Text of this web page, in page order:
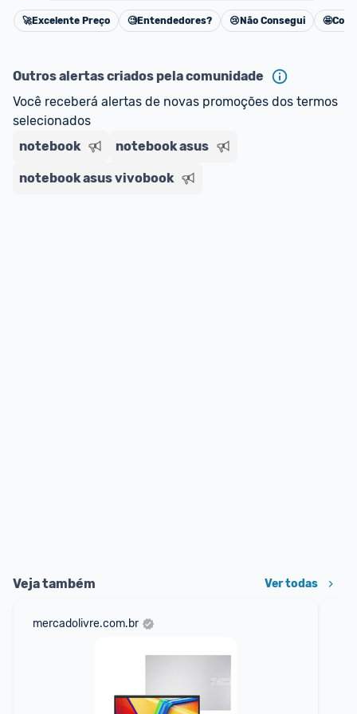
oferta do Promobit, ou de um vendedor Oficial
E lembre-se: você sempre pode contar ajuda da
comunidade para tirar dúvidas ou acionar os
nossos Admins marcando
em um
Cancelar
🚀Excelente Preço 🧐Entendedores? 😢 Não Consegui 🤩
Outros alertas criados pela comunidade
Você receberá alertas de novas promoções dos termos
selecionados
notebook
notebook asus
notebook asus vivobook
Veja também Ver todas
mercadolivre.com.br